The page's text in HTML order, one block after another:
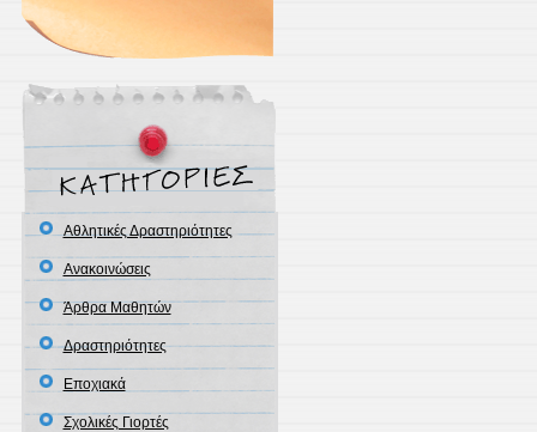
Αθλητικές Δραστηριότητες
Ανακοινώσεις
Άρθρα Μαθητών
Δραστηριότητες
Εποχιακά
Σχολικές Γιορτές